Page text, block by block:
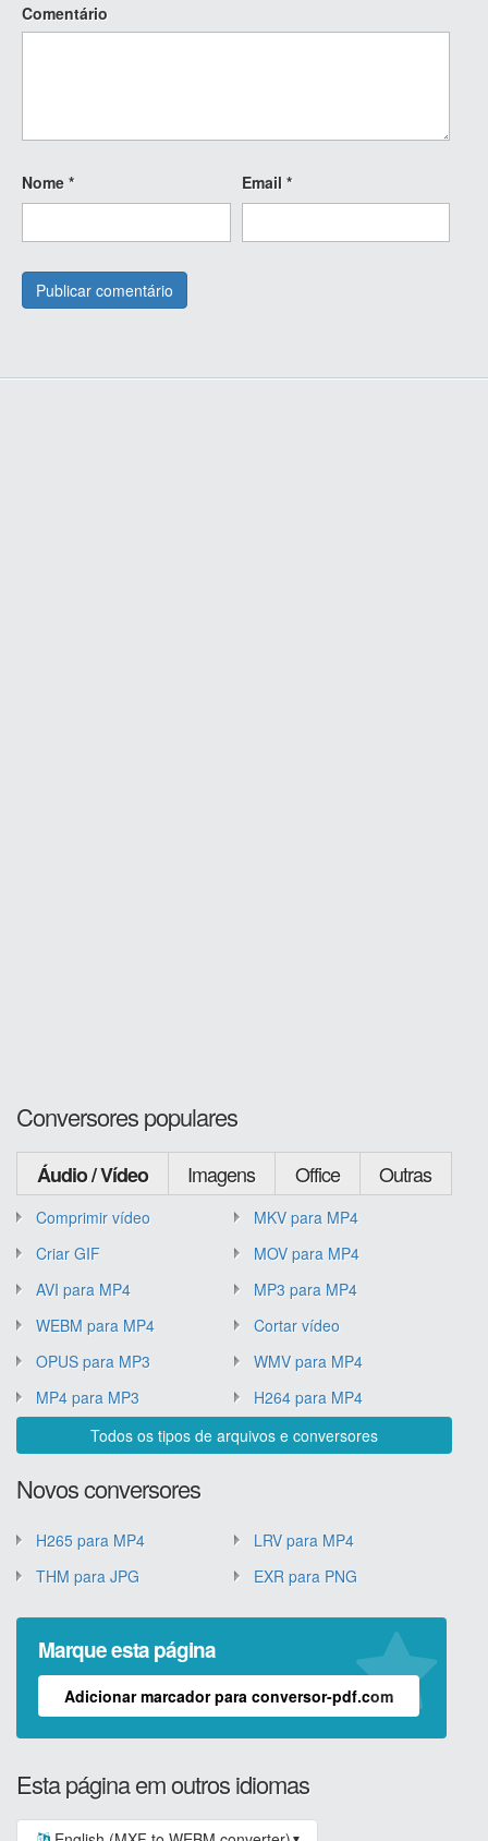
Comentário
Nome * Email *
Conversores populares
Áudio / Vídeo Imagens Office Outras
Comprimir vídeo
MKV para MP4
Criar GIF
MOV para MP4
AVI para MP4
MP3 para MP4
WEBM para MP4
Cortar vídeo
OPUS para MP3
WMV para MP4
MP4 para MP3
H264 para MP4
Todos os tipos de arquivos e conversores
Novos conversores
H265 para MP4
LRV para MP4
THM para JPG
EXR para PNG
Marque esta página
Adicionar marcador para conversor-pdf.com
Esta página em outros idiomas